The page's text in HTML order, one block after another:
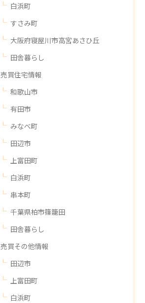
白浜町
すさみ町
大阪府寝屋川市高宮あさひ丘
田舎暮らし
売買住宅情報
和歌山市
有田市
みなべ町
田辺市
上富田町
白浜町
串本町
千葉県柏市篠籠田
田舎暮らし
売買その他情報
田辺市
上富田町
白浜町